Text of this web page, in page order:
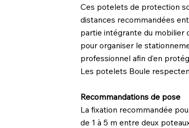
Ces potelets de protection
distances recommandées
partie intégrante du mobilier
pour organiser le
professionnel afin d’en
Les potelets Boule
Recommandations de pose
La fixation recommandée
de 1 à 5 m entre deux